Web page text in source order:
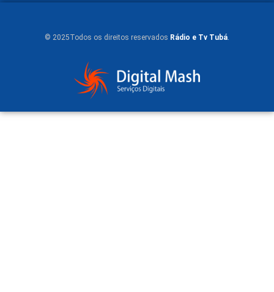
© 2025Todos os direitos reservados Rádio e Tv Tubá.